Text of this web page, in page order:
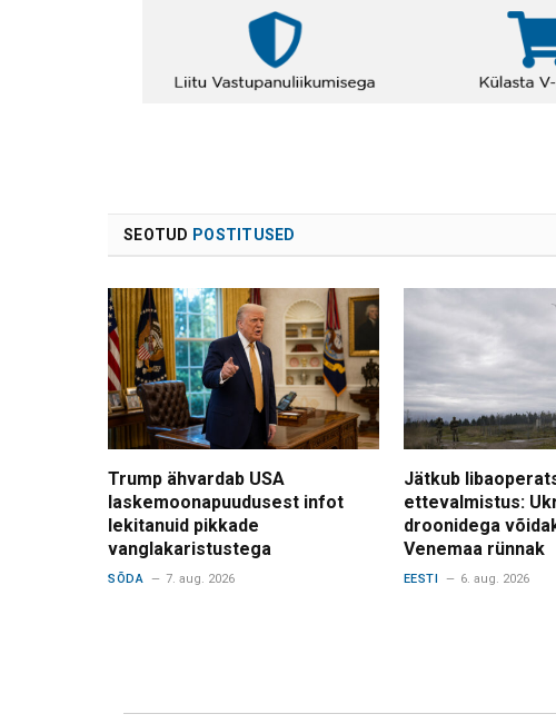
SEOTUD POSTITUSED
Trump ähvardab USA
laskemoonapuudusest infot
lekitanuid pikkade
vanglakaristustega
SÕDA 7. aug. 2026
Jätkub
ettevalmistus:
droonidega
Venemaa rünnak
EESTI 6. aug. 2026